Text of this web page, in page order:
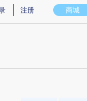
意图存在偏差。不代表财新
商城
注册